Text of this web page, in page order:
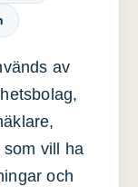
av
vill ha
och